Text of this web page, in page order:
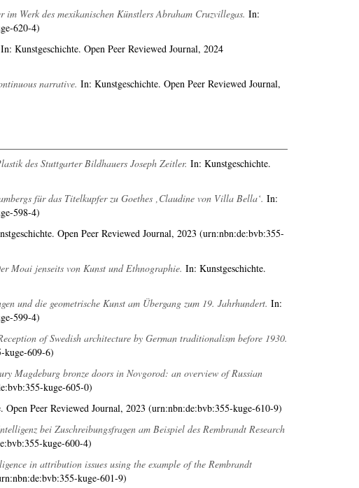
Werk des mexikanischen Künstlers Abraham Cruzvillegas. In:
620-4)
In: Kunstgeschichte. Open Peer Reviewed Journal, 2024
narrative. In: Kunstgeschichte. Open Peer Reviewed Journal,
des Stuttgarter Bildhauers Joseph Zeitler. In: Kunstgeschichte.
für das Titelkupfer zu Goethes ‚Claudine von Villa Bella‘. In:
598-4)
Open Peer Reviewed Journal, 2023 (urn:nbn:de:bvb:355-
Moai jenseits von Kunst und Ethnographie. In: Kunstgeschichte.
und die geometrische Kunst am Übergang zum 19. Jahrhundert. In:
599-4)
of Swedish architecture by German traditionalism before 1930.
kuge-609-6)
Magdeburg bronze doors in Novgorod: an overview of Russian
kuge-605-0)
Peer Reviewed Journal, 2023 (urn:nbn:de:bvb:355-kuge-610-9)
bei Zuschreibungsfragen am Beispiel des Rembrandt Research
kuge-600-4)
in attribution issues using the example of the Rembrandt
kuge-601-9)